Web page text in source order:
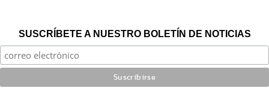
SUSCRÍBETE A NUESTRO BOLETÍN DE NOTICIAS